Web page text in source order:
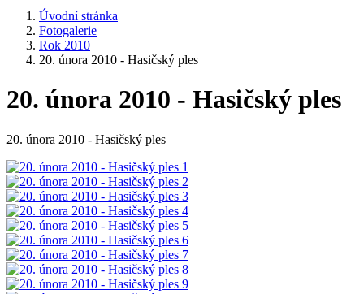
Úvodní stránka
Fotogalerie
Rok 2010
20. února 2010 - Hasičský ples
20. února 2010 - Hasičský ples
20. února 2010 - Hasičský ples